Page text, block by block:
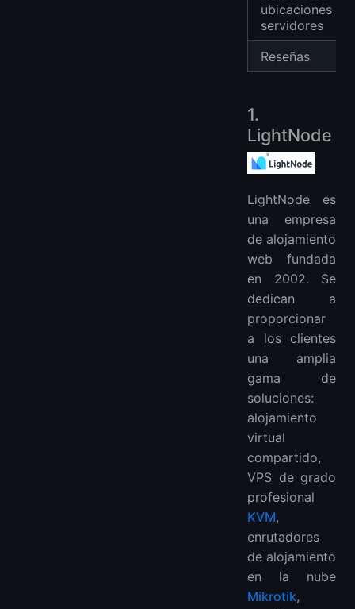
ubicaciones de
servidores
Reseñas
1.
LightNode
LightNode es
una empresa
de alojamiento
web fundada
en 2002. Se
dedican a
proporcionar
a los clientes
una amplia
gama de
soluciones:
alojamiento
virtual
compartido,
VPS de grado
profesional
KVM,
enrutadores
de alojamiento
en la nube
Mikrotik,